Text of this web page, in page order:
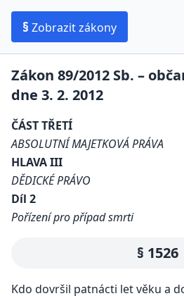
§ Zobrazit zákony
Zákon 89/2012 Sb. –
dne 3. 2. 2012
ČÁST TŘETÍ
ABSOLUTNÍ MAJETKOVÁ PRÁVA
HLAVA III
DĚDICKÉ PRÁVO
Díl 2
Pořízení pro případ smrti
§ 1526
Kdo dovršil patnácti let věku a